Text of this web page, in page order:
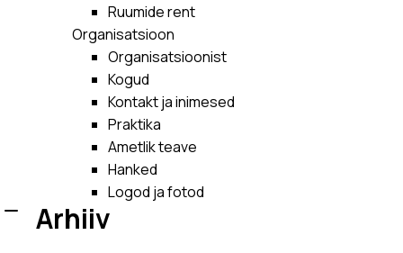
Ruumide rent
Organisatsioon
Organisatsioonist
Kogud
Kontakt ja inimesed
Praktika
Ametlik teave
Hanked
Logod ja fotod
Arhiiv